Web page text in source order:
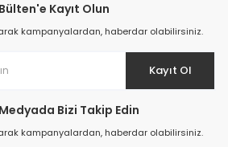
Kayıt Olun
kampanyalardan, haberdar olabilirsiniz.
Kayıt Ol
Bizi Takip Edin
kampanyalardan, haberdar olabilirsiniz.